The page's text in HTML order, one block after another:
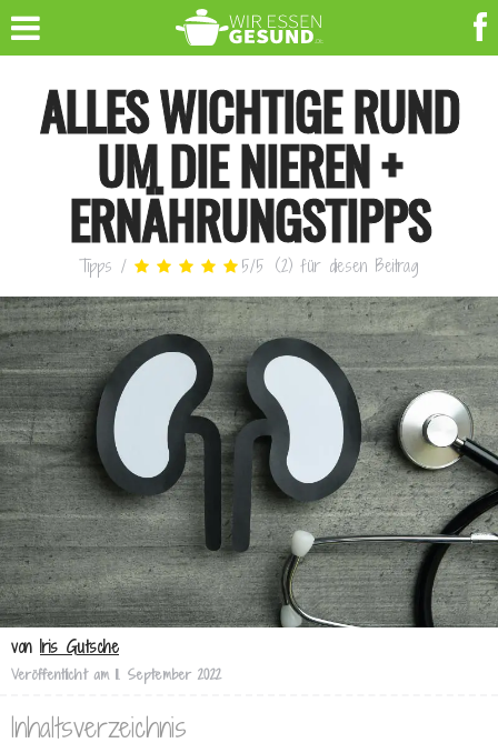
ALLES WICHTIGE RUND
UM DIE NIEREN +
ERNÄHRUNGSTIPPS
Tipps / 5/5 (2) für diesen Beitrag
von Iris Gutsche
Veröffentlicht am 11. September 2022
Inhaltsverzeichnis